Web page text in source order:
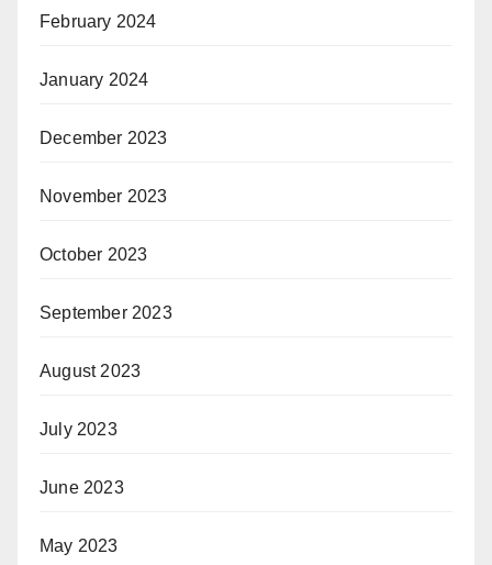
February 2024
January 2024
December 2023
November 2023
October 2023
September 2023
August 2023
July 2023
June 2023
May 2023